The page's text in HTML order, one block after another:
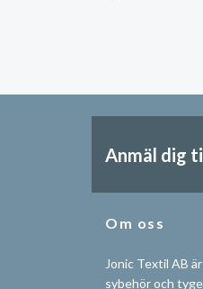
Anmäl dig
Om oss
Jonic Textil AB
sybehör och